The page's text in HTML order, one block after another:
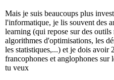
Mais je suis beaucoups plus
l'informatique, je lis souvent des
learning (qui repose sur des
algorithmes d'optimisations, les
les statistiques,...) et je dois avoir
francophones et anglophones sur
tu veux